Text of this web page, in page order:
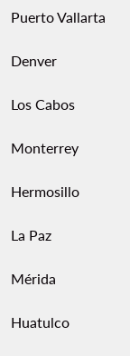
Puerto Vallarta
Denver
Los Cabos
Monterrey
Hermosillo
La Paz
Mérida
Huatulco